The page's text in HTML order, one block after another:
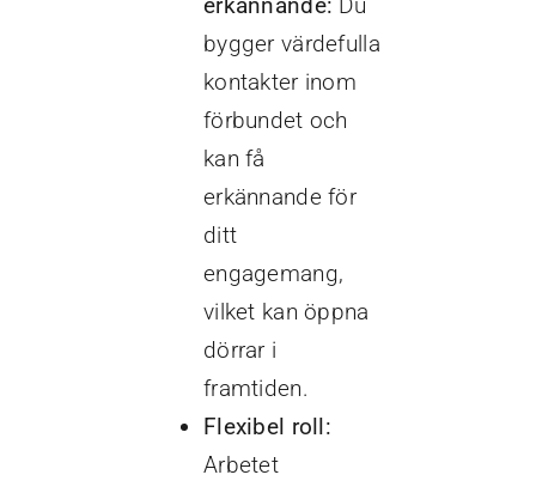
bygger värdefulla
kontakter inom
förbundet och
kan få
erkännande för
ditt
engagemang,
vilket kan öppna
dörrar i
framtiden.
Flexibel roll:
Arbetet